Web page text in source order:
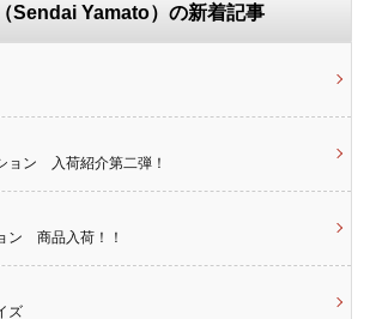
Sendai Yamato）の新着記事
ョン 入荷紹介第二弾！
ン 商品入荷！！
ズ